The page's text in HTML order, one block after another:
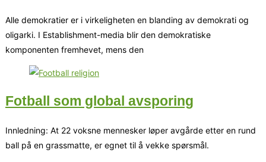
Alle demokratier er i virkeligheten en blanding av demokrati og
oligarki. I Establishment-media blir den demokratiske
komponenten fremhevet, mens den
Fotball som global avsporing
Innledning: At 22 voksne mennesker løper avgårde etter en rund
ball på en grassmatte, er egnet til å vekke spørsmål.